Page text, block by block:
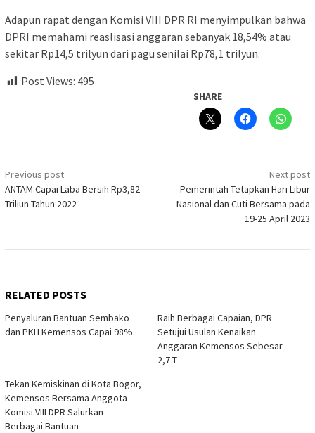
Adapun rapat dengan Komisi VIII DPR RI menyimpulkan bahwa
DPRI memahami reaslisasi anggaran sebanyak 18,54% atau
sekitar Rp14,5 trilyun dari pagu senilai Rp78,1 trilyun.
Post Views: 495
SHARE
Post
navigation
Previous post
ANTAM Capai Laba Bersih Rp3,82
Triliun Tahun 2022
Next post
Pemerintah Tetapkan Hari Libur
Nasional dan Cuti Bersama pada
19-25 April 2023
RELATED POSTS
Penyaluran Bantuan Sembako
dan PKH Kemensos Capai 98%
Raih Berbagai Capaian, DPR
Setujui Usulan Kenaikan
Anggaran Kemensos Sebesar
2,7 T
Tekan Kemiskinan di Kota Bogor,
Kemensos Bersama Anggota
Komisi VIII DPR Salurkan
Berbagai Bantuan